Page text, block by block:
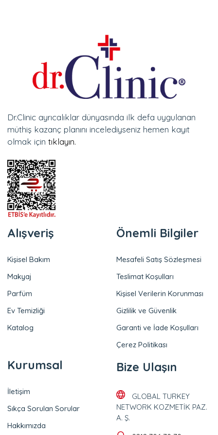
Dr.Clinic ayrıcalıklar dünyasında ilk defa uygulanan
müthiş kazanç planını incelediyseniz hemen kayıt
olmak için tıklayın.
Alışveriş
Kişisel Bakım
Makyaj
Parfüm
Ev Temizliği
Katalog
Önemli Bilgiler
Mesafeli Satış Sözleşmesi
Teslimat Koşulları
Kişisel Verilerin Korunması
Gizlilik ve Güvenlik
Garanti ve İade Koşulları
Çerez Politikası
Kurumsal
İletişim
Sıkça Sorulan Sorular
Hakkımızda
Bize Ulaşın
GLOBAL TURKEY
NETWORK KOZMETİK PAZ.
A. Ş.